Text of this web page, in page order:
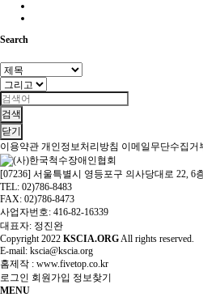
Search
검색
닫기
이용약관 개인정보처리방침 이메일무단수집거
[07236] 서울특별시 영등포구 의사당대로 22, 6
TEL: 02)786-8483
FAX: 02)786-8473
사업자번호: 416-82-16339
대표자: 정진완
Copyright2022 KSCIA.ORGAll rights reserved.
E-mail: kscia@kscia.org
홈제작 : www.fivetop.co.kr
로그인 회원가입 정보찾기
MENU